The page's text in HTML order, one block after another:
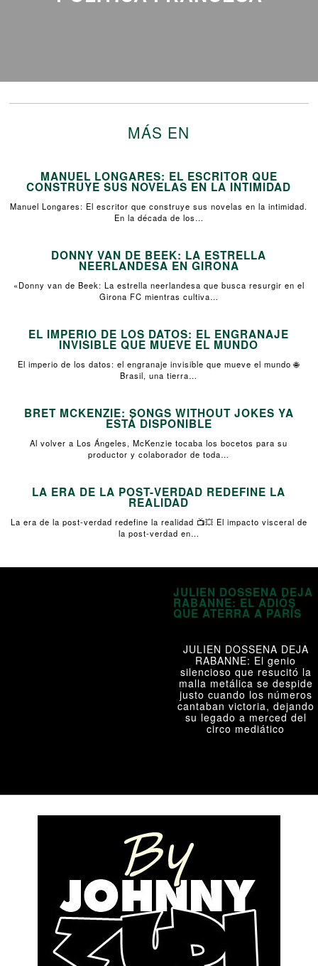
MÁS EN
MANUEL LONGARES: EL ESCRITOR QUE
CONSTRUYE SUS NOVELAS EN LA INTIMIDAD
Manuel Longares: El escritor que construye sus novelas en la intimidad.
En la década de los…
DONNY VAN DE BEEK: LA ESTRELLA
NEERLANDESA EN GIRONA
«Donny van de Beek: La estrella neerlandesa que busca resurgir en el
Girona FC mientras cultiva…
EL IMPERIO DE LOS DATOS: EL ENGRANAJE
INVISIBLE QUE MUEVE EL MUNDO
El imperio de los datos: el engranaje invisible que mueve el mundo 🌐
Brasil, una tierra…
BRET MCKENZIE: SONGS WITHOUT JOKES YA
ESTÁ DISPONIBLE
Al volver a Los Ángeles, McKenzie tocaba los bocetos para su
productor y colaborador de toda…
LA ERA DE LA POST-VERDAD REDEFINE LA
REALIDAD
La era de la post-verdad redefine la realidad 📺💥 El impacto visceral de
la post-verdad en…
JULIEN DOSSENA DEJA
RABANNE: EL ADIÓS
QUE ATERRA A PARÍS
JULIEN DOSSENA DEJA
RABANNE: El genio
silencioso que resucitó la
malla metálica se despide
justo cuando los números
cantaban victoria, dejando
su legado a merced del
circo mediático